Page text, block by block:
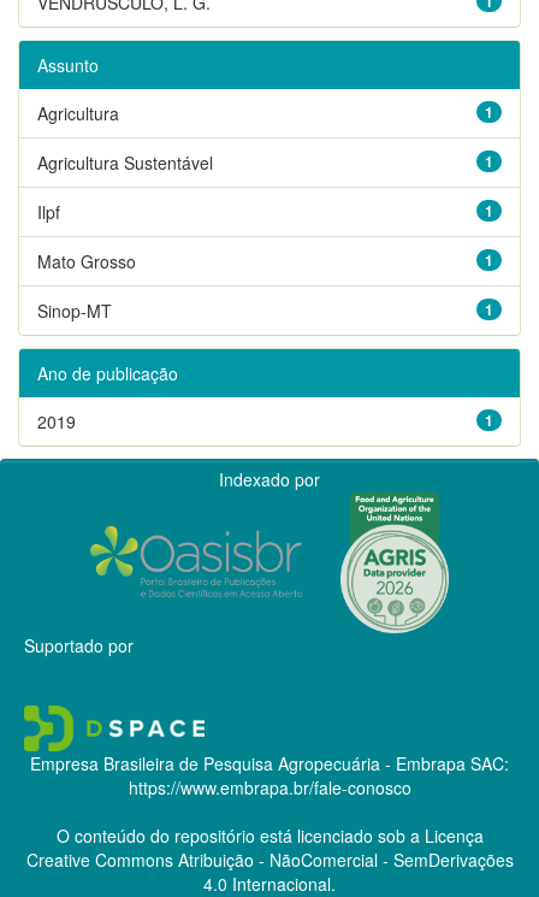
Assunto
1
Agricultura
1
Agricultura Sustentável
1
Ilpf
1
Mato Grosso
1
Sinop-MT
Ano de publicação
1
2019
Indexado por
Suportado por
Empresa Brasileira de Pesquisa Agropecuária - Embrapa SAC:
https://www.embrapa.br/fale-conosco
O conteúdo do repositório está licenciado sob a Licença
Creative CommonsAtribuição - NãoComercial - SemDerivações
4.0 Internacional.